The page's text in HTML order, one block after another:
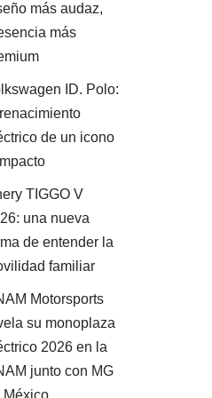
más audaz,
más
ID. Polo:
de un icono
TIGGO V
una nueva
de entender la
familiar
Motorsports
su monoplaza
2026 en la
junto con MG